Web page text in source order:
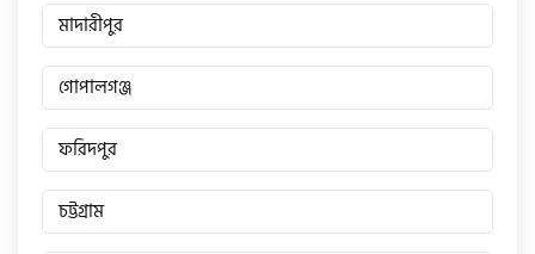
মাদারীপুর
গোপালগঞ্জ
ফরিদপুর
চট্টগ্রাম